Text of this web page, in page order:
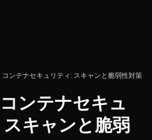
コンテナセキュリティ: スキャンと脆弱性対策
ンテナセキュ
スキャンと脆弱